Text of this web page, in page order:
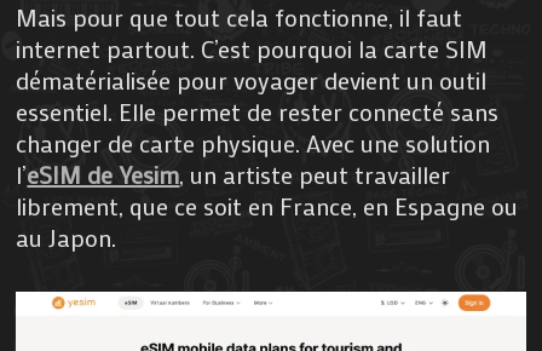
Mais pour que tout cela fonctionne, il faut
internet partout. C’est pourquoi la carte SIM
dématérialisée pour voyager devient un outil
essentiel. Elle permet de rester connecté sans
changer de carte physique. Avec une solution
l’eSIM de Yesim, un artiste peut travailler
librement, que ce soit en France, en Espagne ou
au Japon.